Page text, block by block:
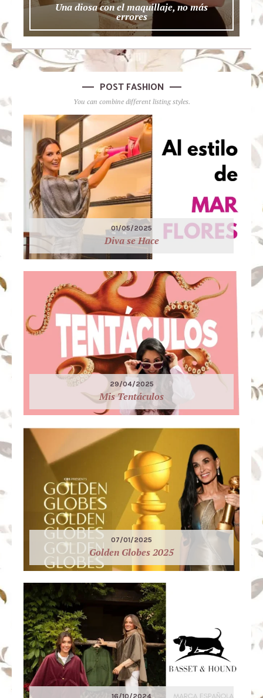
Una diosa con el maquillaje, no más
errores
POST FASHION
You can combine different listing styles.
01/05/2025
Diva se Hace
29/04/2025
Mis Tentáculos
07/01/2025
Golden Globes 2025
16/10/2024